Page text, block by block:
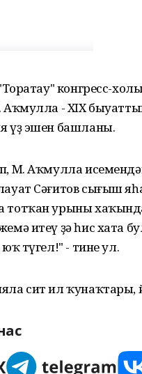
"Торатау" конгресс-
- XIX
үҙ эшен башланы.
М. Аҡмулла
Сәғитов сығыш
урыны
итеү ҙә һис хата
түгел!" - тине ул.
сит ил ҡунаҡтары,